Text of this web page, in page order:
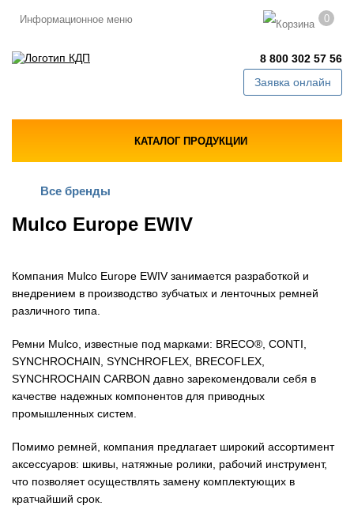
Информационное меню 0
8 800 302 57 56
Заявка онлайн
КАТАЛОГ ПРОДУКЦИИ
Все бренды
Mulco Europe EWIV
Компания Mulco Europe EWIV занимается разработкой и
внедрением в производство зубчатых и ленточных ремней
различного типа.
Ремни Mulco, известные под марками: BRECO®, CONTI,
SYNCHROCHAIN, SYNCHROFLEX, BRECOFLEX,
SYNCHROCHAIN CARBON давно зарекомендовали себя в
качестве надежных компонентов для приводных
промышленных систем.
Помимо ремней, компания предлагает широкий ассортимент
аксессуаров: шкивы, натяжные ролики, рабочий инструмент,
что позволяет осуществлять замену комплектующих в
кратчайший срок.